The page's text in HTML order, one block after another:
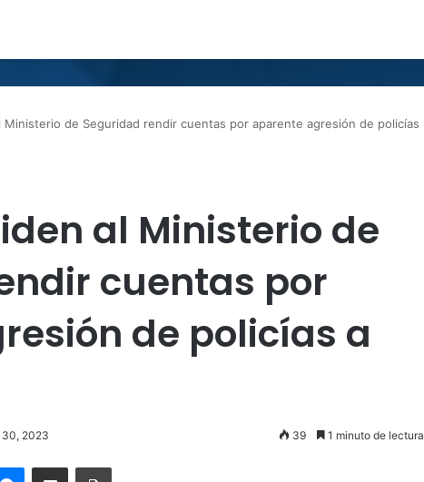
Ministerio de Seguridad rendir cuentas por aparente agresión de policías
al Ministerio de
cuentas por
de policías a
30, 2023 39 1 minuto de lectura
MessengerCompartir por correo electrónicoImprimir